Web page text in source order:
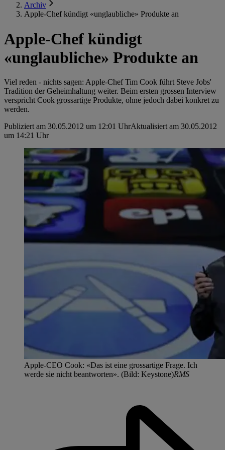
Archiv
Apple-Chef kündigt «unglaubliche» Produkte an
Apple-Chef kündigt
«unglaubliche» Produkte an
Viel reden - nichts sagen: Apple-Chef Tim Cook führt Steve Jobs'
Tradition der Geheimhaltung weiter. Beim ersten grossen Interview
verspricht Cook grossartige Produkte, ohne jedoch dabei konkret zu
werden.
Publiziert am 30.05.2012 um 12:01 UhrAktualisiert am 30.05.2012
um 14:21 Uhr
Apple-CEO Cook: «Das ist eine grossartige Frage. Ich
werde sie nicht beantworten». (Bild: Keystone)RMS